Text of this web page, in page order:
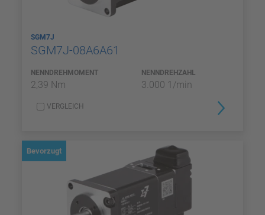
SGM7J
SGM7J-08A6A61
NENNDREHMOMENT
2,39 Nm
NENNDREHZAHL
3.000 1/min
VERGLEICH
Bevorzugt